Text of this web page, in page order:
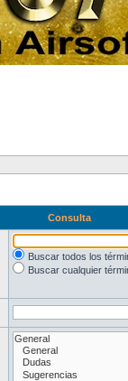
Consulta
Buscar todos los
Buscar cualquier